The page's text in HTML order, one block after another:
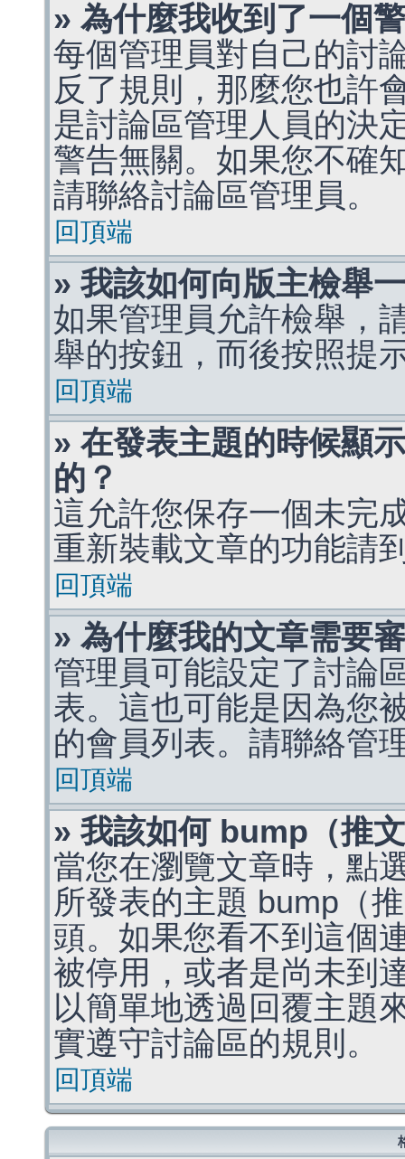
» 為什麼我收到了一個
每個管理員對自己的討
反了規則，那麼您也許
是討論區管理人員的決
警告無關。如果您不確
請聯絡討論區管理員。
回頂端
» 我該如何向版主檢舉
如果管理員允許檢舉，
舉的按鈕，而後按照提
回頂端
» 在發表主題的時候顯
的？
這允許您保存一個未完
重新裝載文章的功能請
回頂端
» 為什麼我的文章需要
管理員可能設定了討論
表。這也可能是因為您
的會員列表。請聯絡管
回頂端
» 我該如何 bump（推
當您在瀏覽文章時，點
所發表的主題 bump（
頭。如果您看不到這個
被停用，或者是尚未到
以簡單地透過回覆主題
實遵守討論區的規則。
回頂端